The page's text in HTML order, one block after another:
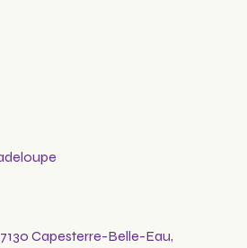
Capesterre-Belle-Eau,